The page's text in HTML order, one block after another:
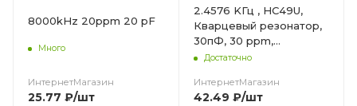
8000kHz 20ppm 20 pF
Много
ИнтернетМагазин
25.77 ₽/шт
2.4576 KГц , HC49U,
Кварцевый резонатор,
30пФ, 30 ppm,
-20...+70°C
Достаточно
ИнтернетМагазин
42.49 ₽/шт